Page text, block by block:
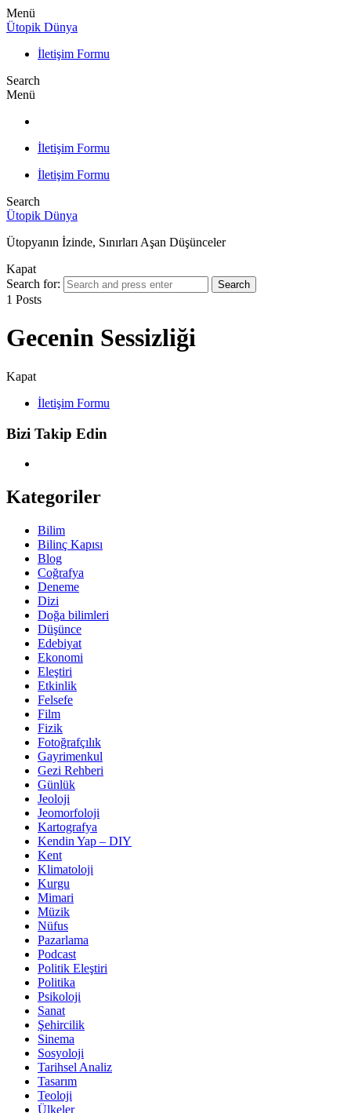
Menü
Ütopik Dünya
İletişim Formu
Search
Menü
İletişim Formu
İletişim Formu
Search
Ütopik Dünya
Ütopyanın İzinde, Sınırları Aşan Düşünceler
Kapat
Search for:
Search
1 Posts
Gecenin Sessizliği
Kapat
İletişim Formu
Bizi Takip Edin
Kategoriler
Bilim
Bilinç Kapısı
Blog
Coğrafya
Deneme
Dizi
Doğa bilimleri
Düşünce
Edebiyat
Ekonomi
Eleştiri
Etkinlik
Felsefe
Film
Fizik
Fotoğrafçılık
Gayrimenkul
Gezi Rehberi
Günlük
Jeoloji
Jeomorfoloji
Kartografya
Kendin Yap – DIY
Kent
Klimatoloji
Kurgu
Mimari
Müzik
Nüfus
Pazarlama
Podcast
Politik Eleştiri
Politika
Psikoloji
Sanat
Şehircilik
Sinema
Sosyoloji
Tarihsel Analiz
Tasarım
Teoloji
Ülkeler